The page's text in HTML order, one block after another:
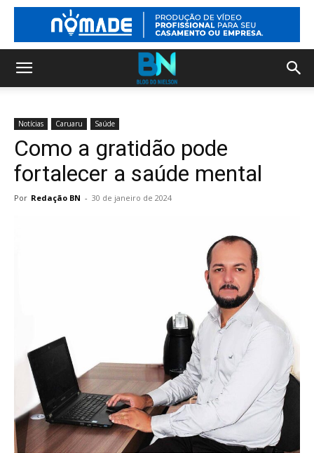
Notícias Caruaru Saúde
Como a gratidão pode
fortalecer a saúde mental
Por Redação BN - 30 de janeiro de 2024